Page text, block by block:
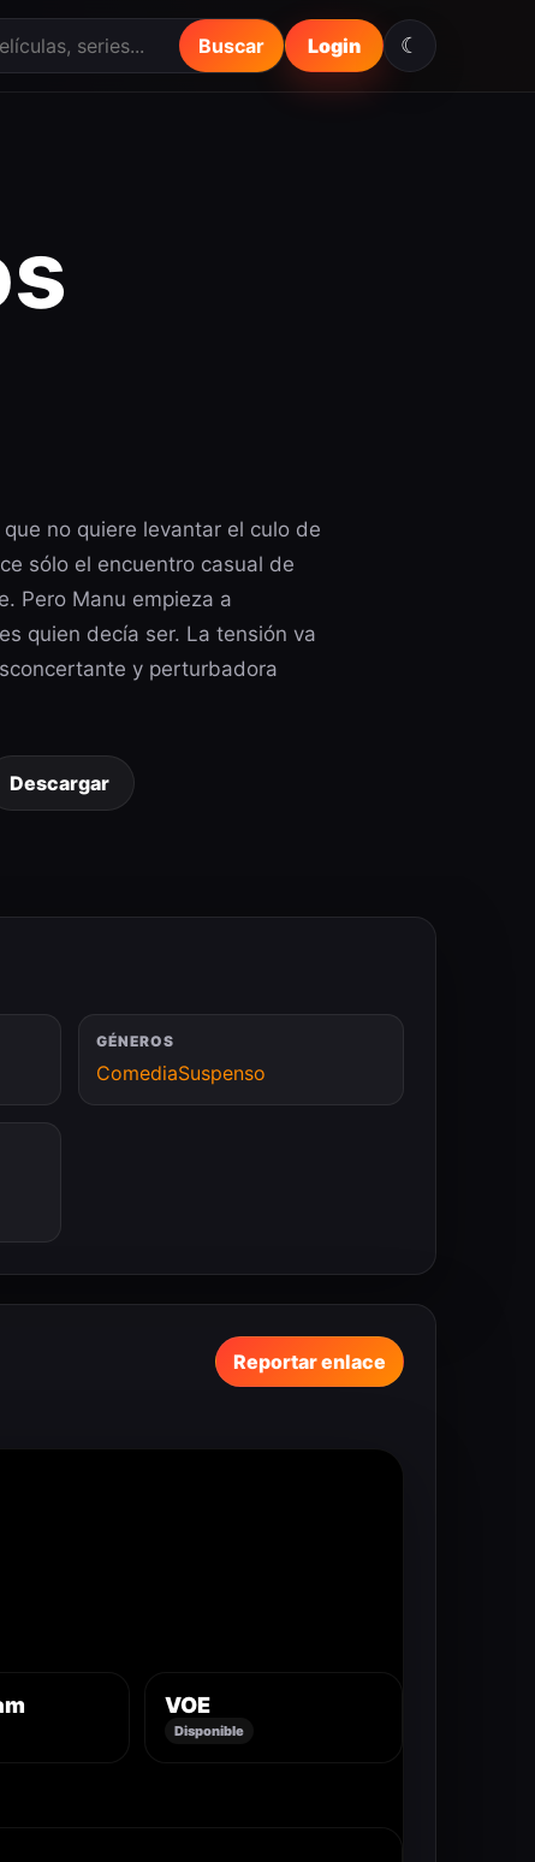
Buscar Login ☾
no quiere levantar el culo de
sólo el encuentro casual de
Pero Manu empieza a
quien decía ser. La tensión va
y perturbadora
Descargar
GÉNEROS
ComediaSuspenso
Reportar enlace
VOE
Disponible